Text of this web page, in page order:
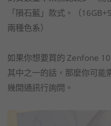
「隕石藍」款式。（
兩種色系）
如果你想要買的 Zenfone
其中之一的話，那麼你可能
幾間通訊行詢問。